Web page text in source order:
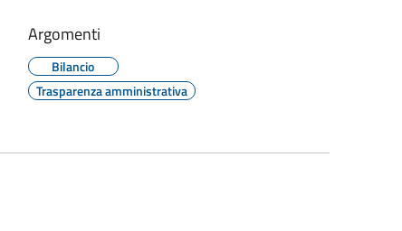
Argomenti
Bilancio
Trasparenza amministrativa